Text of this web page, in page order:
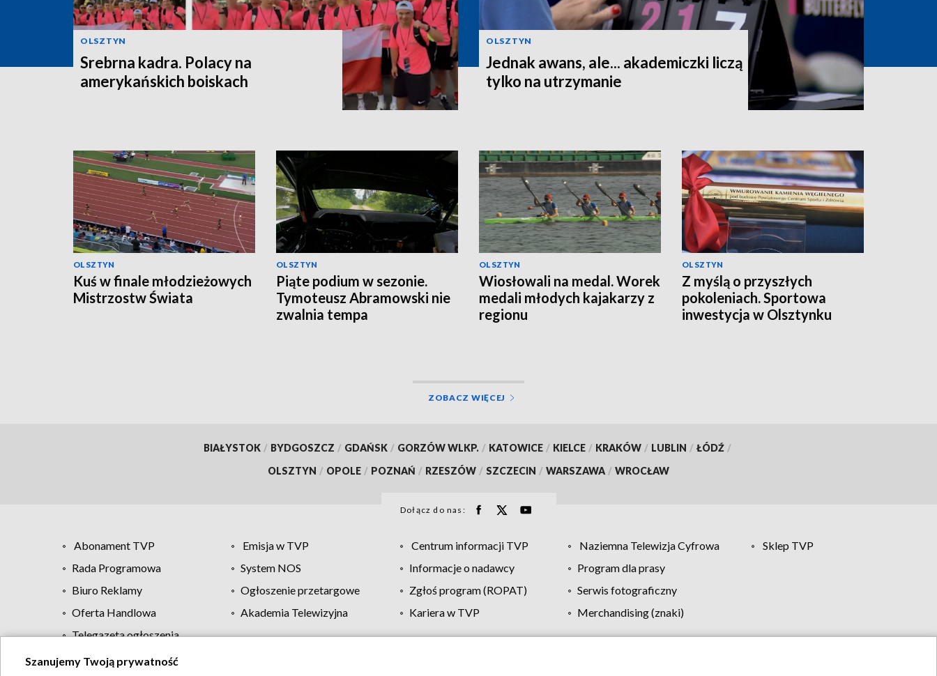
OLSZTYN
Srebrna kadra. Polacy na
amerykańskich boiskach
OLSZTYN
Jednak awans, ale... akademiczki liczą
tylko na utrzymanie
OLSZTYN
Kuś w finale młodzieżowych
Mistrzostw Świata
OLSZTYN
Piąte podium w sezonie.
Tymoteusz Abramowski nie
zwalnia tempa
OLSZTYN
Wiosłowali na medal. Worek
medali młodych kajakarzy z
regionu
OLSZTYN
Z myślą o przyszłych
pokoleniach. Sportowa
inwestycja w Olsztynku
ZOBACZ WIĘCEJ
BIAŁYSTOK / BYDGOSZCZ / GDAŃSK / GORZÓW WLKP. / KATOWICE / KIELCE / KRAKÓW / LUBLIN / ŁÓDŹ /
OLSZTYN / OPOLE / POZNAŃ / RZESZÓW / SZCZECIN / WARSZAWA / WROCŁAW
Dołącz do nas:
Abonament TVP Emisja w TVP Centrum informacji TVP Naziemna Telewizja Cyfrowa
Sklep TVP
Rada Programowa
System NOS Informacje o nadawcy
Program dla prasy
Biuro Reklamy
Ogłoszenie przetargowe Zgłoś program (ROPAT)
Serwis fotograficzny
Oferta Handlowa
Akademia Telewizyjna Kariera w TVP
Merchandising (znaki)
Telegazeta ogłoszenia
Szanujemy Twoją prywatność